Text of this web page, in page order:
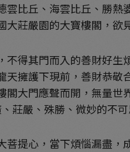
比丘、海雲比丘、勝熱
大莊嚴園的大寶樓閣，欲
得其門而入的善財好生
天擁護下現前，善財恭敬
閣大門應聲而開，無量世
莊嚴、殊勝、微妙的不
菩提心，當下煩惱漏盡，